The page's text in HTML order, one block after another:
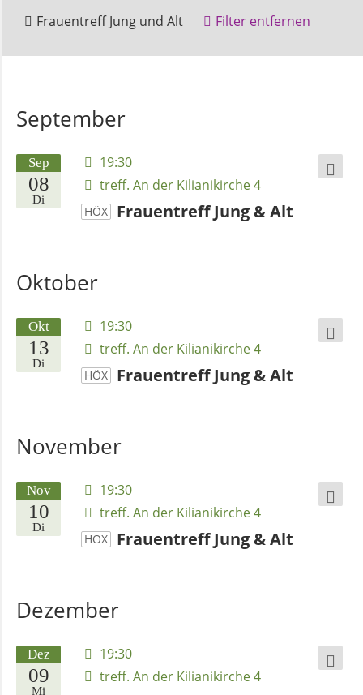
Gemeindebüro
Weinbergstiftung
AKTUELLES
Neuigkeiten
Gemeindebrief
Andachten
GOTTESDIENSTE
Sommerkirche
ANGEBOTE
Gruppen
und
Kreise
Gruppentreffen
Frauentreff Jung und Alt Filter entfernen
September
08
Sep
Di
19:30
treff. An der Kilianikirche 4
HÖX Frauentreff Jung & Alt
Frauentreff Jung und Alt
Gruppentreffen Höxter Veranstaltung
Oktober
13
Okt
Di
19:30
treff. An der Kilianikirche 4
HÖX Frauentreff Jung & Alt
Gäste sind herzlich willkommen!
Frauentreff Jung und Alt
Gruppentreffen Höxter Veranstaltung
November
10
Nov
Di
19:30
treff. An der Kilianikirche 4
HÖX Frauentreff Jung & Alt
Gäste sind herzlich willkommen!
Frauentreff Jung und Alt
Gruppentreffen Höxter Veranstaltung
Dezember
09
Dez
Mi
19:30
treff. An der Kilianikirche 4